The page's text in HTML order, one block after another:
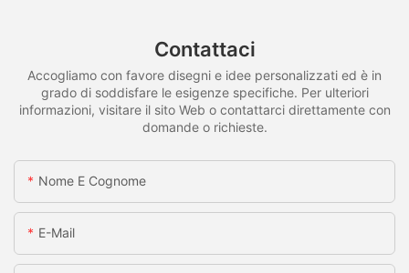
Contattaci
Accogliamo con favore disegni e idee personalizzati ed è in
grado di soddisfare le esigenze specifiche. Per ulteriori
informazioni, visitare il sito Web o contattarci direttamente con
domande o richieste.
Nome E Cognome
E-Mail